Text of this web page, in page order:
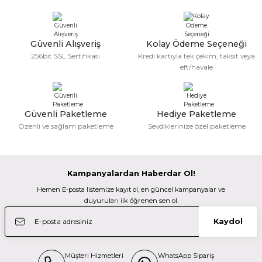
Ürün bilgilerinde hatalar bulunuyor.
Ürün fiyatı diğer sitelerden daha pahalı.
Bu ürüne benzer farklı alternatifler olmalı.
verdiğim sipariş bugün elime ulaştı
Ramazanda hızlı ve sapasağlam .
Kolay gelsin hayırlı ramazanlar.
Fatma KILIÇ | 28/02/2026
M... N... | 02/01/2026
Deneyimini Paylaş
Profoto 901322 Connect Pro Tetikleyici Nikon İçin
28.889,98 TL
Profoto 901320 Connect Pro Tetikleyici Non TTL Olmayan
Profoto
Profoto 901316 Fuji Tetikleyici Connect
16.200,00 TL
Güvenli Alışveriş
256bit SSL Sertifikası
Kolay Ödeme Seçeneği
Kredi kartıyla tek çekim, taksit veya
eft/havale
Güvenli Paketleme
Özenli ve sağlam paketleme
Hediye Paketleme
Sevdiklerinize özel paketleme
Kampanyalardan Haberdar Ol!
Hemen E-posta listemize kayıt ol, en güncel kampanyalar ve
duyuruları ilk öğrenen sen ol.
Kaydol
Müşteri Hizmetleri WhatsApp Sipariş